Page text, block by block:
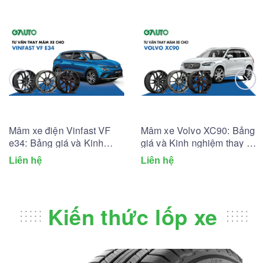
Mâm xe điện Vinfast VF
e34: Bảng giá và Kinh
nghiệm thay từ Chuyên gia
Liên hệ
Mâm xe Volvo XC90: Bảng
giá và Kinh nghiệm thay từ
Chuyên gia
Liên hệ
Kiến thức lốp xe